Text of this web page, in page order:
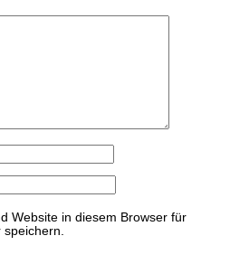
Website in diesem Browser für